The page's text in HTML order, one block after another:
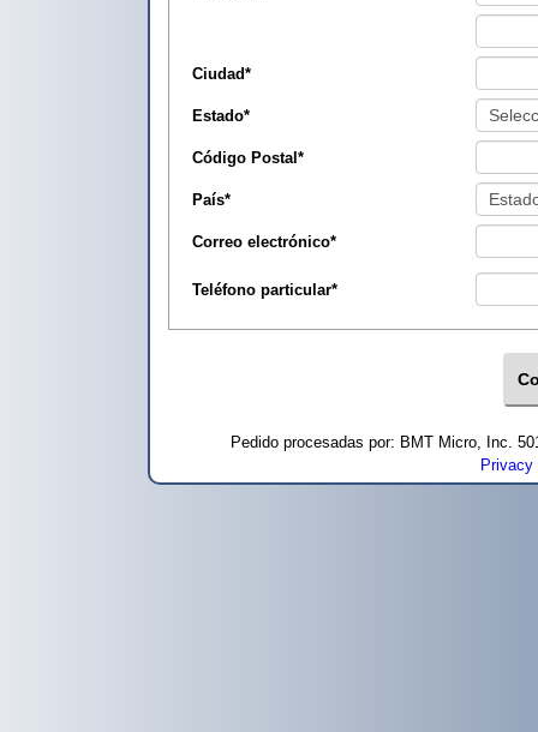
Ciudad*
Estado*
Código Postal*
País*
Correo electrónico*
Teléfono particular*
Pedido procesadas por: BMT Micro, Inc.
Privacy